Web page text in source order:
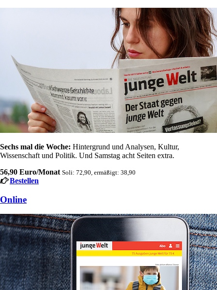
Sechs mal die Woche: Hintergrund und Analysen, Kultur,
Wissenschaft und Politik. Und Samstag acht Seiten extra.
56,90 Euro/Monat Soli: 72,90, ermäßigt: 38,90
Bestellen
Online